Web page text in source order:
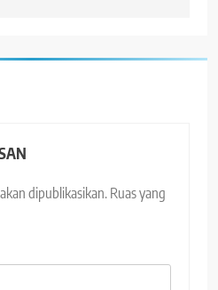
dipublikasikan. Ruas yang